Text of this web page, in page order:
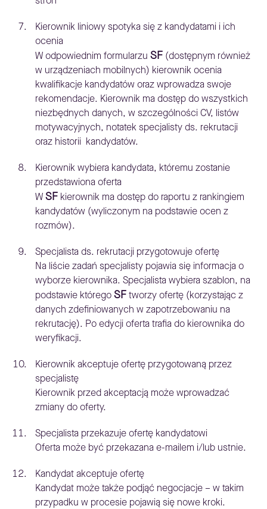
Kierownik liniowy spotyka się z kandydatami i ich
ocenia
W odpowiednim formularzu SF (dostępnym również
w urządzeniach mobilnych) kierownik ocenia
kwalifikacje kandydatów oraz wprowadza swoje
rekomendacje. Kierownik ma dostęp do wszystkich
niezbędnych danych, w szczególności CV, listów
motywacyjnych, notatek specjalisty ds. rekrutacji
oraz historii kandydatów.
Kierownik wybiera kandydata, któremu zostanie
przedstawiona oferta
WSF kierownik ma dostęp do raportu z rankingiem
kandydatów (wyliczonym na podstawie ocen z
rozmów).
Specjalista ds. rekrutacji przygotowuje ofertę
Na liście zadań specjalisty pojawia się informacja o
wyborze kierownika. Specjalista wybiera szablon, na
podstawie któregoSFtworzy ofertę (korzystając z
danych zdefiniowanych w zapotrzebowaniu na
rekrutację). Po edycji oferta trafia do kierownika do
weryfikacji.
Kierownik akceptuje ofertę przygotowaną przez
specjalistę
Kierownik przed akceptacją może wprowadzać
zmiany do oferty.
Specjalista przekazuje ofertę kandydatowi
Oferta może być przekazana e-mailem i/lub ustnie.
Kandydat akceptuje ofertę
Kandydat może także podjąć negocjacje – w takim
przypadku w procesie pojawią się nowe kroki.